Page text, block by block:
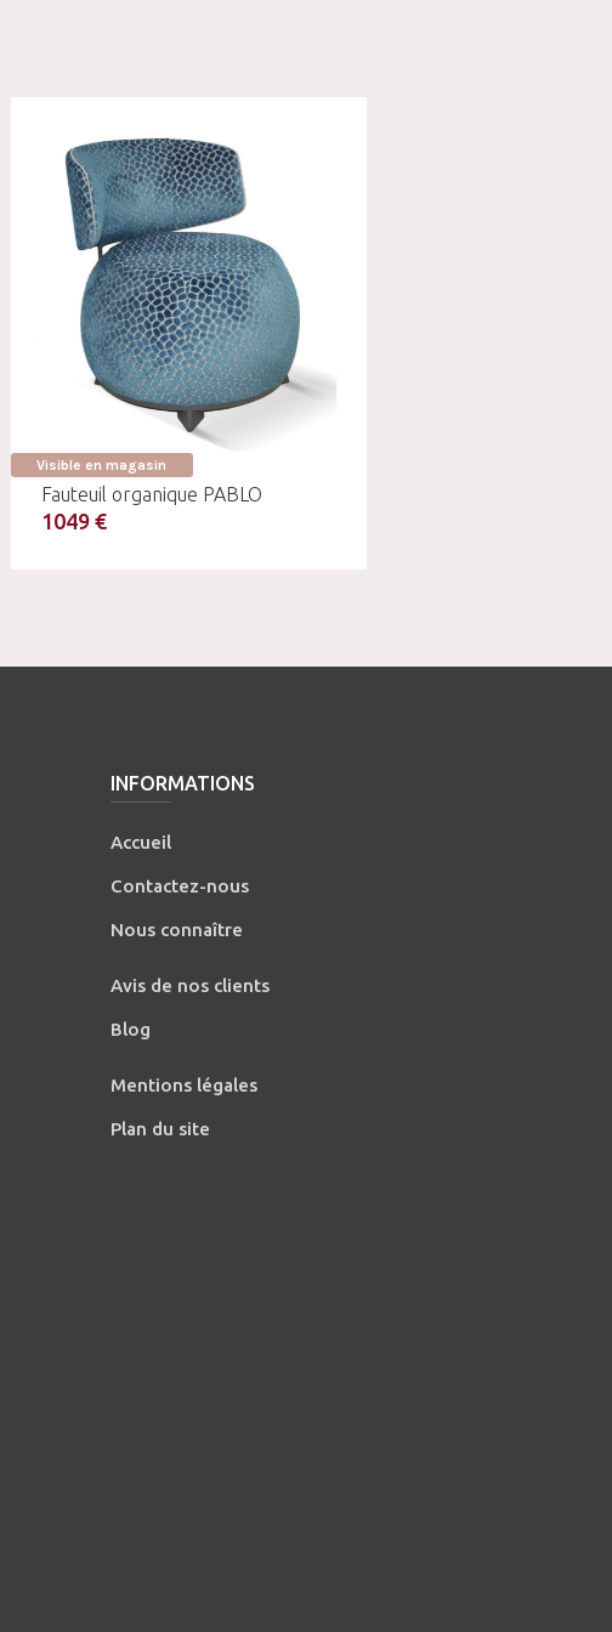
Visible en magasin
Fauteuil organique PABLO
1049 €
INFORMATIONS
Accueil
Contactez-nous
Nous connaître
Avis de nos clients
Blog
Mentions légales
Plan du site